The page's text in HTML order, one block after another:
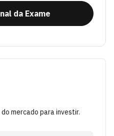
da Exame
mercado para investir.